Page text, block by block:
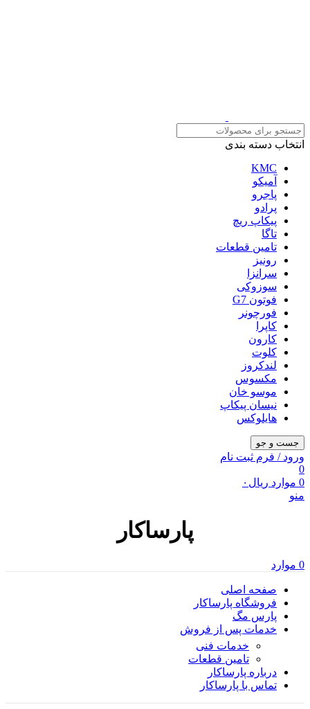
انتخاب دسته بندی
KMC
آمیکو
پاجرو
پرادو
پیکاپ ریچ
تاگا
تامین قطعات
رونیز
سرانزا
سوزوکی
فوتون G7
فورچونر
کاپرا
کارون
کلوت
لندکروز
مکسوس
موسو خان
نیسان پیکاپ
هایلوکس
جست و جو
ورود / فرم ثبت نام
0
0 موارد ریال ۰
منو
پارساکار
0 موارد
صفحه اصلی
فروشگاه پارساکار
پارس مگ
خدمات پس از فروش
خدمات فنی
تامین قطعات
درباره پارساکار
تماس با پارساکار